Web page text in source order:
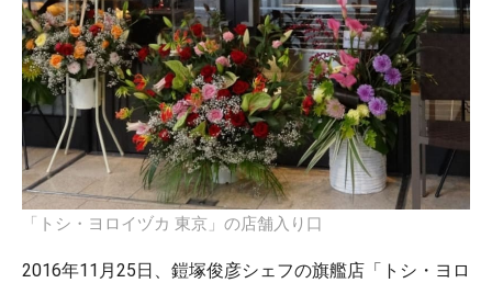
「トシ・ヨロイヅカ 東京」の店舗入り口
2016年11月25日、鎧塚俊彦シェフの旗艦店「トシ・ヨロ